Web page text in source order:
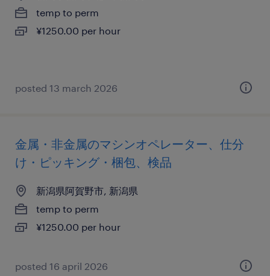
temp to perm
¥1250.00 per hour
posted 13 march 2026
金属・非金属のマシンオペレーター、仕分
け・ピッキング・梱包、検品
新潟県阿賀野市, 新潟県
temp to perm
¥1250.00 per hour
posted 16 april 2026